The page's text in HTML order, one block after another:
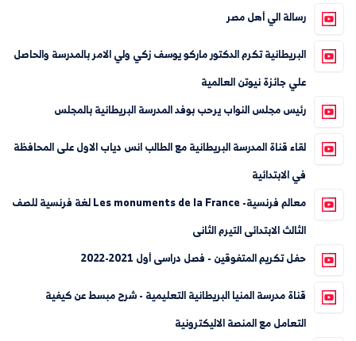
رسالة الي أهل مصر
البريطانية تكرم الدكتور ماركو يوسف زكي ولي الامر بالمدرسة والحاصل
علي جائزة نيوتن العالمية
رئيس مجلس النواب يرحب بوفد المدرسة البريطانية بالمجلس
لقاء قناة المدرسة البريطانية مع الطالب انس دياب الاول على المحافظة
في الابتدائية
معالم فرنسية- Les monuments de la France لغة فرنسية للصف
الثالث الابتدائى التيرم الثانى
حفل تكريم المتفوقين - فصل دراسى أول 2021-2022
قناة مدرسة المنيا البريطانية التعليمية - شرح مبسط عن كيفية
التعامل مع المنصة الاليكترونية